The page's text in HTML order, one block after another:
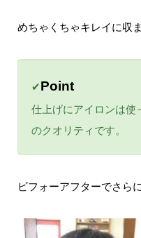
めちゃくちゃキレイに収
✔Point
仕上げにアイロンは使
のクオリティです。
ビフォーアフターでさら